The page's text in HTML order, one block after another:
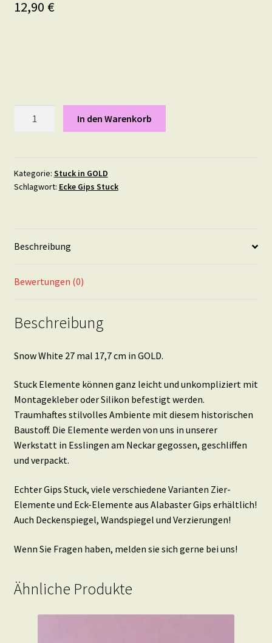
12,90 €
17,7
cm
In den Warenkorb
Kategorie: Stuck in GOLD
Schlagwort: Ecke Gips Stuck
Beschreibung
Bewertungen (0)
Beschreibung
Snow White 27 mal 17,7 cm in GOLD.
Stuck Elemente können ganz leicht und unkompliziert mit
Montagekleber oder Silikon befestigt werden.
Traumhaftes stilvolles Ambiente mit diesem historischen
Baustoff. Die Elemente werden von uns in unserer
Werkstatt in Esslingen am Neckar gegossen, geschliffen
und verpackt.
Echter Gips Stuck, viele verschiedene Varianten Zier-
Elemente und Eck-Elemente aus Alabaster Gips erhältlich!
Auch Deckenspiegel, Wandspiegel und Verzierungen!
Wenn Sie Fragen haben, melden sie sich gerne bei uns!
Ähnliche Produkte